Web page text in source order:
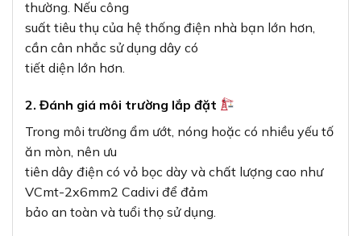
thường. Nếu công
suất tiêu thụ của hệ thống điện nhà bạn lớn hơn,
cần cân nhắc sử dụng dây có
tiết diện lớn hơn.
2. Đánh giá môi trường lắp đặt
Trong môi trường ẩm ướt, nóng hoặc có nhiều yếu tố
ăn mòn, nên ưu
tiên dây điện có vỏ bọc dày và chất lượng cao như
VCmt-2x6mm2 Cadivi để đảm
bảo an toàn và tuổi thọ sử dụng.